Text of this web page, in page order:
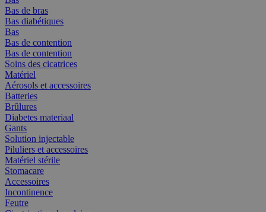
Bas de bras
Bas diabétiques
Bas
Bas de contention
Bas de contention
Soins des cicatrices
Matériel
Aérosols et accessoires
Batteries
Brûlures
Diabetes materiaal
Gants
Solution injectable
Piluliers et accessoires
Matériel stérile
Stomacare
Accessoires
Incontinence
Feutre